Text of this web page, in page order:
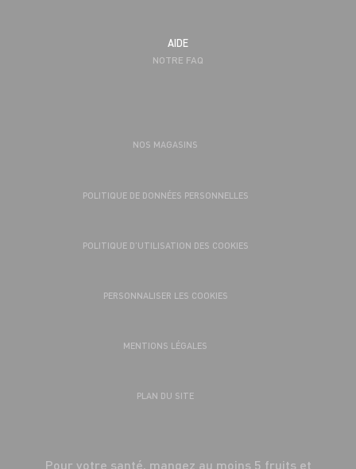
AIDE
NOTRE FAQ
NOS MAGASINS
POLITIQUE DE DONNÉES PERSONNELLES
POLITIQUE D’UTILISATION DES COOKIES
PERSONNALISER LES COOKIES
MENTIONS LÉGALES
PLAN DU SITE
Pour votre santé, mangez au moins 5 fruits et